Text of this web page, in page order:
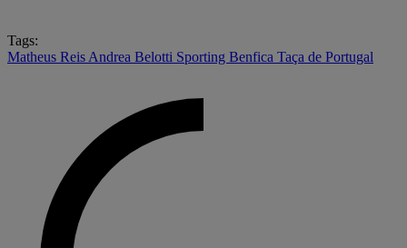
Tags:
Matheus Reis Andrea Belotti Sporting Benfica Taça de Portugal